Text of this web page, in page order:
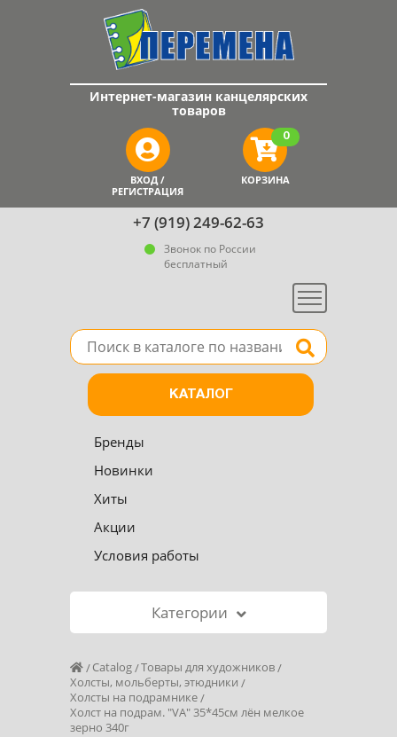
+7 (919) 249-62-63
Звонок по России
бесплатный
Меню
Интернет-магазин канцелярских
товаров
ВХОД /
РЕГИСТРАЦИЯ
КОРЗИНА
0
Поле для поиска товара в каталоге Найти
КАТАЛОГ
Бренды
Новинки
Хиты
Акции
Условия работы
Категории
Catalog Товары для художников
Холсты, мольберты, этюдники
Холсты на подрамнике
Холст на подрам. "VA" 35*45см лён мелкое
зерно 340г